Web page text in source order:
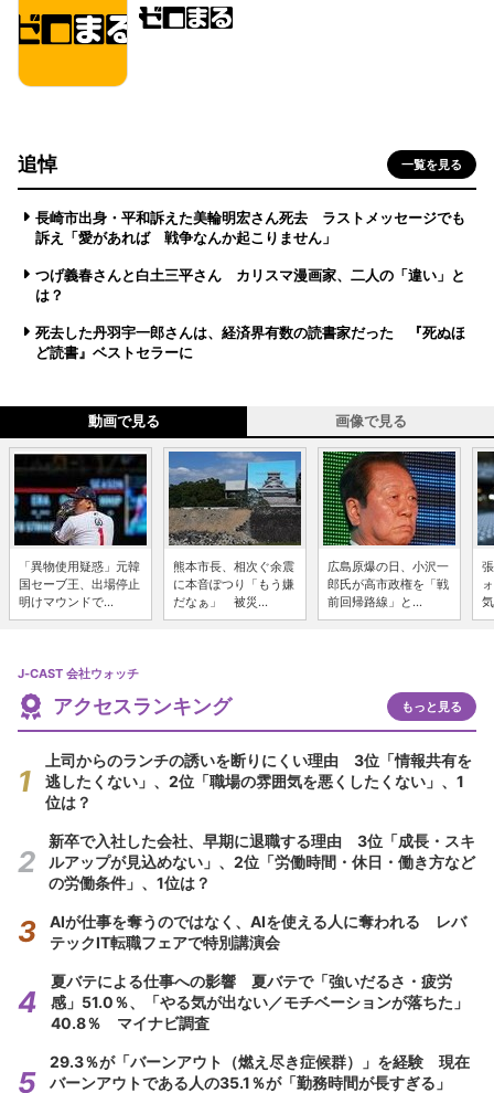
追悼 一覧を見る
長崎市出身・平和訴えた美輪明宏さん死去 ラストメッセージでも
訴え「愛があれば 戦争なんか起こりません」
つげ義春さんと白土三平さん カリスマ漫画家、二人の「違い」と
は？
死去した丹羽宇一郎さんは、経済界有数の読書家だった 『死ぬほ
ど読書』ベストセラーに
動画で見る 画像で見る
「異物使用疑惑」元韓
国セーブ王、出場停止
明けマウンドで...
熊本市長、相次ぐ余震
に本音ぽつり「もう嫌
だなぁ」 被災...
広島原爆の日、小沢一
郎氏が高市政権を「戦
前回帰路線」と...
J-CAST 会社ウォッチ
アクセスランキング もっと見る
上司からのランチの誘いを断りにくい理由 3位「情報共有を
逃したくない」、2位「職場の雰囲気を悪くしたくない」、1
位は？
新卒で入社した会社、早期に退職する理由 3位「成長・スキ
ルアップが見込めない」、2位「労働時間・休日・働き方など
の労働条件」、1位は？
AIが仕事を奪うのではなく、AIを使える人に奪われる レバ
テックIT転職フェアで特別講演会
夏バテによる仕事への影響 夏バテで「強いだるさ・疲労
感」51.0％、「やる気が出ない／モチベーションが落ちた」
40.8％ マイナビ調査
29.3％が「バーンアウト（燃え尽き症候群）」を経験 現在
バーンアウトである人の35.1％が「勤務時間が長すぎる」